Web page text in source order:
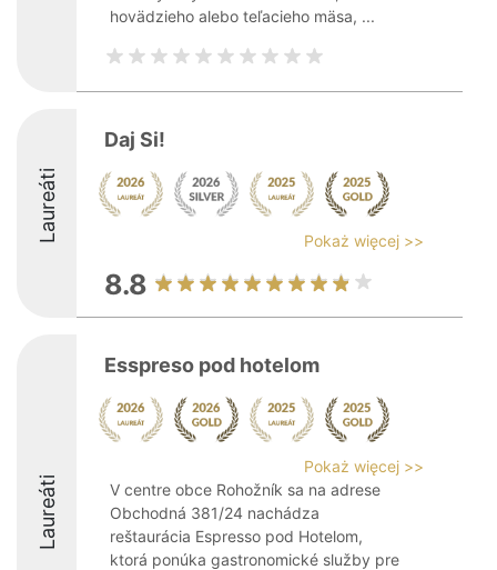
hovädzieho alebo teľacieho mäsa, ...
Laureáti
Daj Si!
Pokaż więcej >>
8.8
Laureáti
Esspreso pod hotelom
Pokaż więcej >>
V centre obce Rohožník sa na adrese
Obchodná 381/24 nachádza
reštaurácia Espresso pod Hotelom,
ktorá ponúka gastronomické služby pre